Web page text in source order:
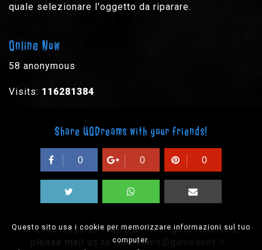
Questo sito usa i cookie per memorizzare informazioni sul tuo
computer.
quale selezionare l'oggetto da riparare.
Online Now
58 anonymous
Visits: 116281384
Share UODreams with your friends!
0 0 0
© 2003-2026 EPYX s.p.a. - All rights reserved,
please mail us to:uodreams@gamesnet.it
-